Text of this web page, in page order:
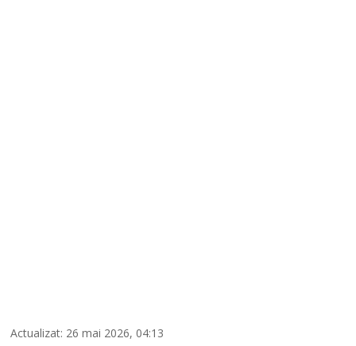
Actualizat: 26 mai 2026, 04:13